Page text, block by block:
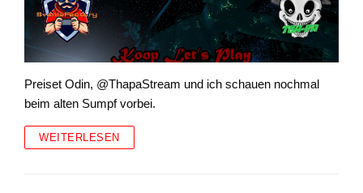
Preiset Odin, @ThapaStream und ich schauen nochmal
beim alten Sumpf vorbei.
WEITERLESEN